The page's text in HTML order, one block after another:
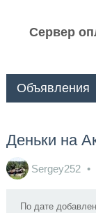
Сервер
Объявления
Деньки на
Sergey252
По дате